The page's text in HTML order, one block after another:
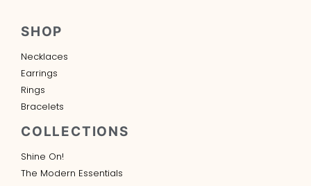
SHOP
Necklaces
Earrings
Rings
Bracelets
COLLECTIONS
Shine On!
The Modern Essentials